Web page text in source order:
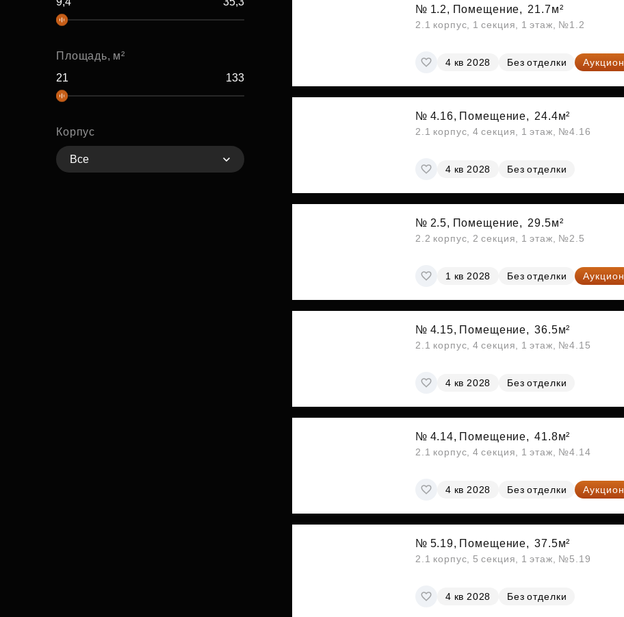
Рефинансирование
Площадь, м²
Корпус
Все
№ 1.2, Помещение, 21.7м²
2.1 корпус, 1 секция, 1 этаж, №1.2
4 кв 2028 Без отделки Аукцион
№ 4.16, Помещение, 24.4м²
2.1 корпус, 4 секция, 1 этаж, №4.16
4 кв 2028 Без отделки
№ 2.5, Помещение, 29.5м²
2.2 корпус, 2 секция, 1 этаж, №2.5
1 кв 2028 Без отделки Аукцион
№ 4.15, Помещение, 36.5м²
2.1 корпус, 4 секция, 1 этаж, №4.15
4 кв 2028 Без отделки
№ 4.14, Помещение, 41.8м²
2.1 корпус, 4 секция, 1 этаж, №4.14
4 кв 2028 Без отделки Аукцион
№ 5.19, Помещение, 37.5м²
2.1 корпус, 5 секция, 1 этаж, №5.19
4 кв 2028 Без отделки